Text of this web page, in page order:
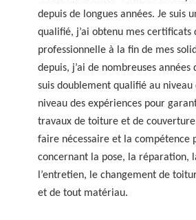
depuis de longues années. Je suis
qualifié, j’ai obtenu mes certificats
professionnelle à la fin de mes
depuis, j’ai de nombreuses années
suis doublement qualifié au niveau
niveau des expériences pour
travaux de toiture et de
faire nécessaire et la compétence
concernant la pose, la réparation,
l’entretien, le changement de
et de tout matériau.